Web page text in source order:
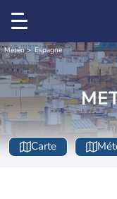
Météo Espagne
Carte